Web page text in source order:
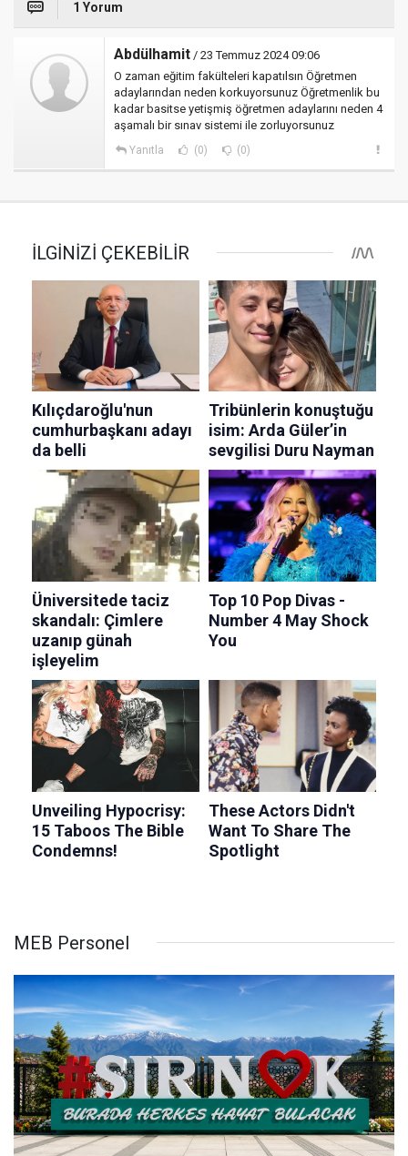
1 Yorum
Abdülhamit / 23 Temmuz 2024 09:06
O zaman eğitim fakülteleri kapatılsın Öğretmen
adaylarından neden korkuyorsunuz Öğretmenlik bu
kadar basitse yetişmiş öğretmen adaylarını neden 4
aşamalı bir sınav sistemi ile zorluyorsunuz
Yanıtla (0) (0)
MEB Personel